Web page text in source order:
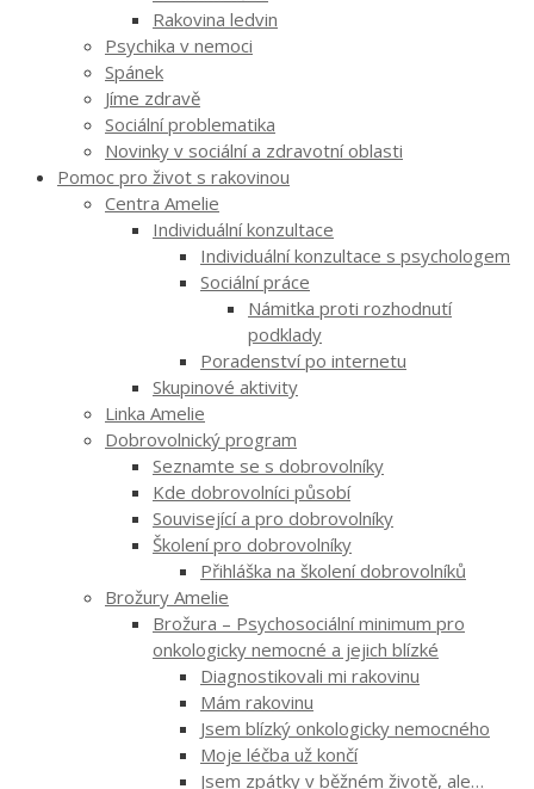
Rakovina ledvin
Psychika v nemoci
Spánek
Jíme zdravě
Sociální problematika
Novinky v sociální a zdravotní oblasti
Pomoc pro život s rakovinou
Centra Amelie
Individuální konzultace
Individuální konzultace s psychologem
Sociální práce
Námitka proti rozhodnutí
podklady
Poradenství po internetu
Skupinové aktivity
Linka Amelie
Dobrovolnický program
Seznamte se s dobrovolníky
Kde dobrovolníci působí
Související a pro dobrovolníky
Školení pro dobrovolníky
Přihláška na školení dobrovolníků
Brožury Amelie
Brožura – Psychosociální minimum pro
onkologicky nemocné a jejich blízké
Diagnostikovali mi rakovinu
Mám rakovinu
Jsem blízký onkologicky nemocného
Moje léčba už končí
Jsem zpátky v běžném životě, ale…